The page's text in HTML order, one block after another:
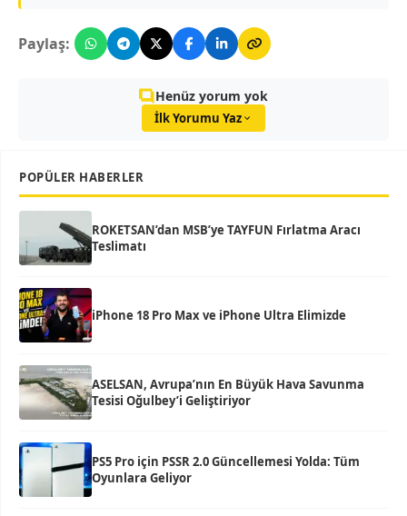
Paylaş:
Henüz yorum yok
İlk Yorumu Yaz
POPÜLER HABERLER
ROKETSAN’dan MSB’ye TAYFUN Fırlatma Aracı
Teslimatı
iPhone 18 Pro Max ve iPhone Ultra Elimizde
ASELSAN, Avrupa’nın En Büyük Hava Savunma
Tesisi Oğulbey’i Geliştiriyor
PS5 Pro için PSSR 2.0 Güncellemesi Yolda: Tüm
Oyunlara Geliyor